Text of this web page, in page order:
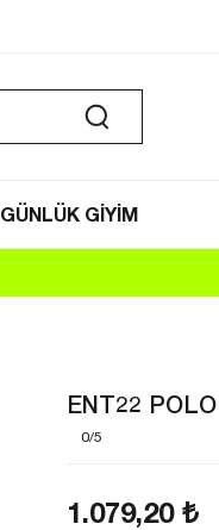
GÜNLÜK GİYİM
ENT22 POLO
0/5
1.079,20₺